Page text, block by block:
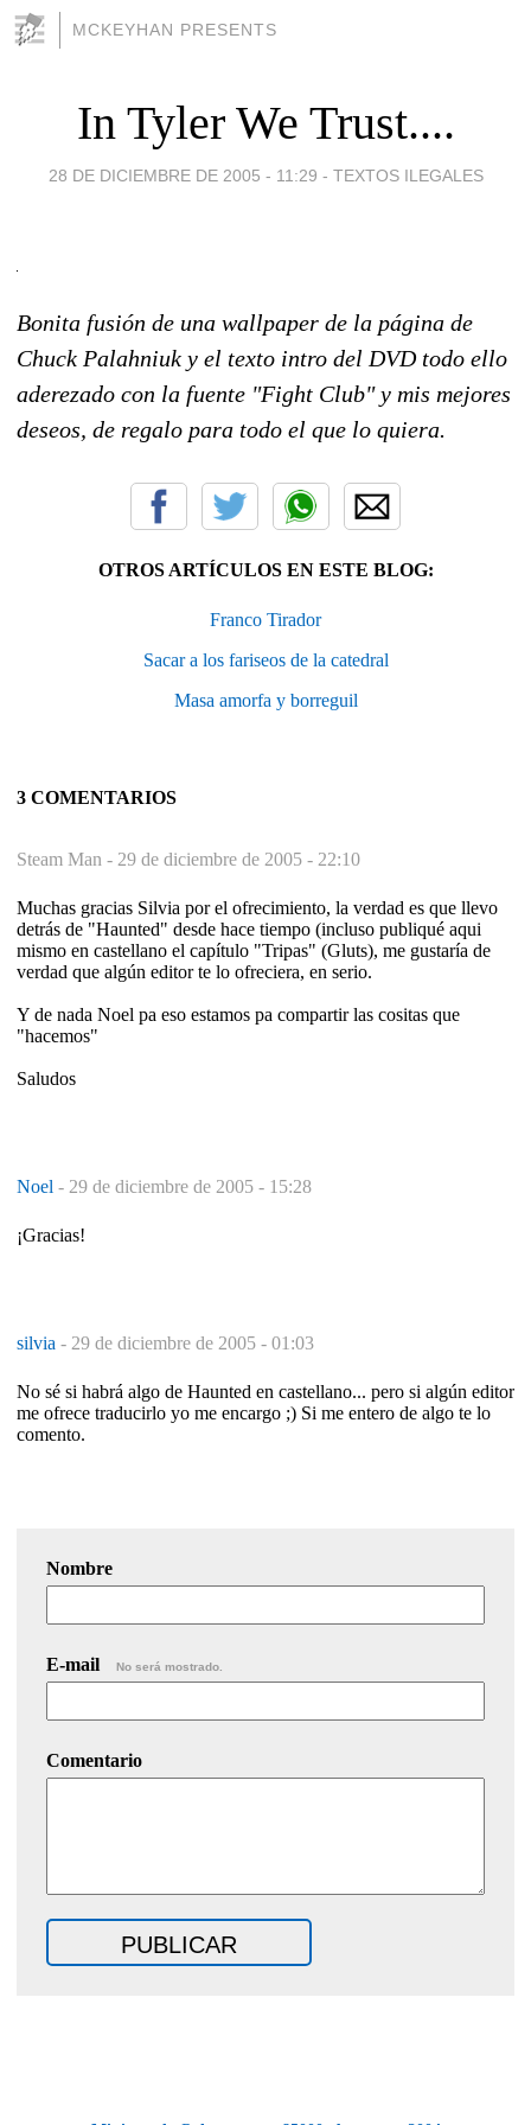
MCKEYHAN PRESENTS
In Tyler We Trust....
28 DE DICIEMBRE DE 2005 - 11:29 - TEXTOS ILEGALES
Bonita fusión de una wallpaper de la página de
Chuck Palahniuk y el texto intro del DVD todo ello
aderezado con la fuente "Fight Club" y mis mejores
deseos, de regalo para todo el que lo quiera.
OTROS ARTÍCULOS EN ESTE BLOG:
Franco Tirador
Sacar a los fariseos de la catedral
Masa amorfa y borreguil
3 COMENTARIOS
Steam Man - 29 de diciembre de 2005 - 22:10
Muchas gracias Silvia por el ofrecimiento, la verdad es que llevo
detrás de "Haunted" desde hace tiempo (incluso publiqué aqui
mismo en castellano el capítulo "Tripas" (Gluts), me gustaría de
verdad que algún editor te lo ofreciera, en serio.
Y de nada Noel pa eso estamos pa compartir las cositas que
"hacemos"
Saludos
Noel - 29 de diciembre de 2005 - 15:28
¡Gracias!
silvia - 29 de diciembre de 2005 - 01:03
No sé si habrá algo de Haunted en castellano... pero si algún editor
me ofrece traducirlo yo me encargo ;) Si me entero de algo te lo
comento.
Nombre
E-mail No será mostrado.
Comentario